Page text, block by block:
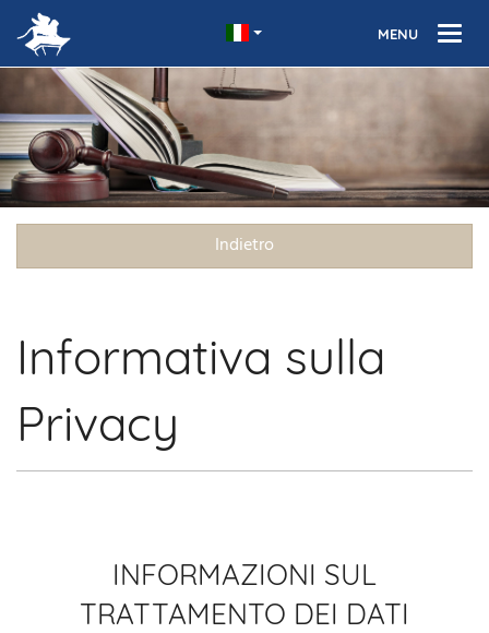
Indietro
Informativa sulla
Privacy
INFORMAZIONI SUL
TRATTAMENTO DEI DATI